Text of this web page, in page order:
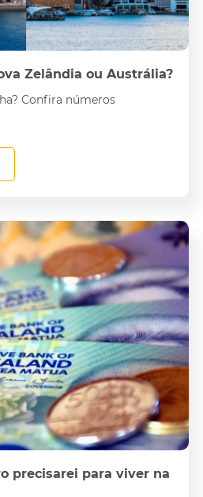
Zelândia ou Austrália?
Confira números
precisarei para viver na